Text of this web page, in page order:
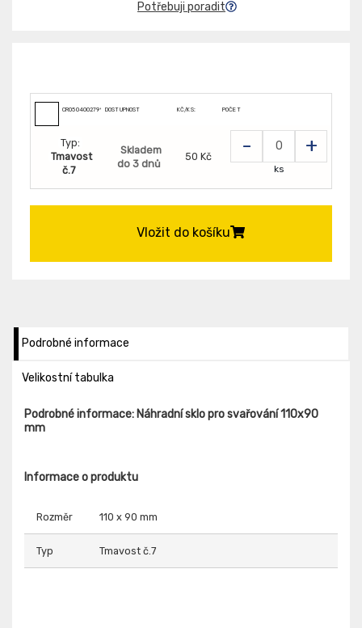
Potřebuji poradit
CR0504002799007DOSTUPNOST KČ/KS: POČET
Typ:
Tmavost
č.7
Skladem
do 3 dnů
50 Kč - +
ks
Vložit do košíku
Podrobné informace
Velikostní tabulka
Podrobné informace: Náhradní sklo pro svařování 110x90
mm
Informace o produktu
Rozměr 110 x 90 mm
Typ Tmavost č.7